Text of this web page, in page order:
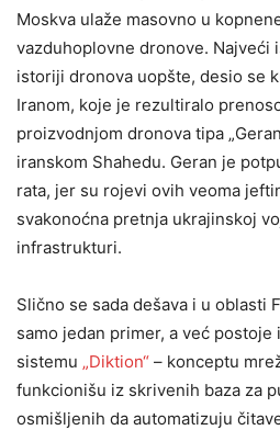
Moskva ulaže masovno u
vazduhoplovne dronove. Najveći
istoriji dronova uopšte, desio se
Iranom, koje je rezultiralo
proizvodnjom dronova tipa
iranskom Shahedu. Geran je
rata, jer su rojevi ovih veoma
svakonoćna pretnja ukrajinskoj
infrastrukturi.
Slično se sada dešava i u oblasti
samo jedan primer, a već postoje
sistemu „Diktion“ – konceptu
funkcionišu iz skrivenih baza za
osmišljenih da automatizuju